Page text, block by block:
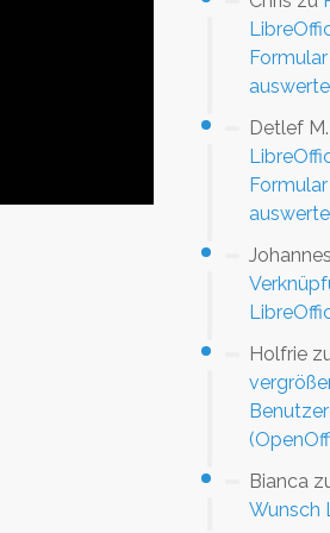
Detlef M.
Holfrie
Bianca
Wunsch